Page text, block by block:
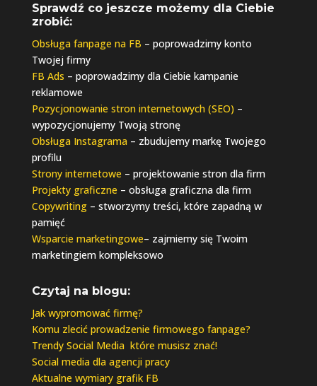
Sprawdź co jeszcze możemy dla Ciebie
zrobić:
Obsługa fanpage na FB – poprowadzimy konto
Twojej firmy
FB Ads – poprowadzimy dla Ciebie kampanie
reklamowe
Pozycjonowanie stron internetowych (SEO) –
wypozycjonujemy Twoją stronę
Obsługa Instagrama– zbudujemy markę Twojego
profilu
Strony internetowe – projektowanie stron dla firm
Projekty graficzne – obsługa graficzna dla firm
Copywriting– stworzymy treści, które zapadną w
pamięć
Wsparcie marketingowe– zajmiemy się Twoim
marketingiem kompleksowo
Czytaj na blogu:
Jak wypromować firmę?
Komu zlecić prowadzenie firmowego fanpage?
Trendy Social Media które musisz znać!
Social media dla agencji pracy
Aktualne wymiary grafik FB